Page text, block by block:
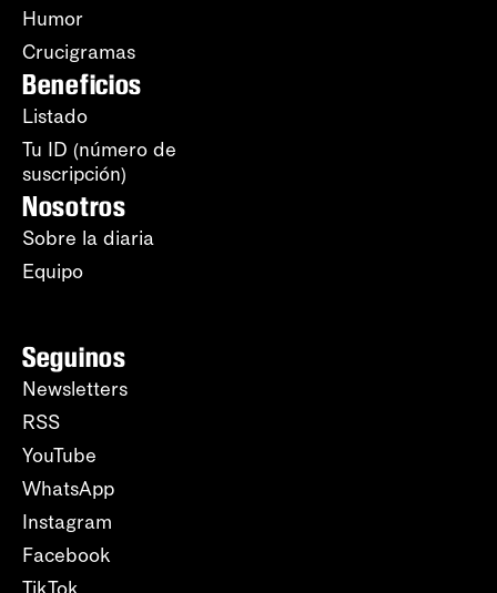
Humor
Crucigramas
Beneficios
Listado
Tu ID (número de
suscripción)
Nosotros
Sobre la diaria
Equipo
Seguinos
Newsletters
RSS
YouTube
WhatsApp
Instagram
Facebook